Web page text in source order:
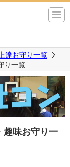
達お守り一覧
り一覧
趣味お守り一